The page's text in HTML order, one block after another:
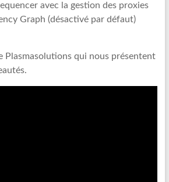
avec la gestion des proxies
Graph (désactivé par défaut)
Plasmasolutions qui nous présentent